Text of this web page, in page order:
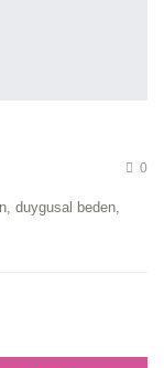
0
duygusal beden,